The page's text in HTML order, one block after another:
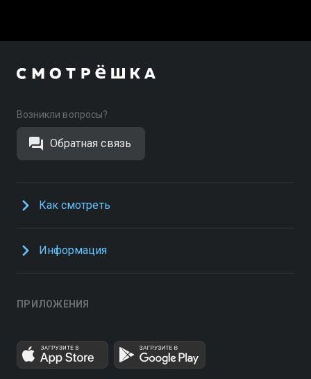
Возникли вопросы?
Обратная связь
Как смотреть
Информация
ПРИЛОЖЕНИЯ